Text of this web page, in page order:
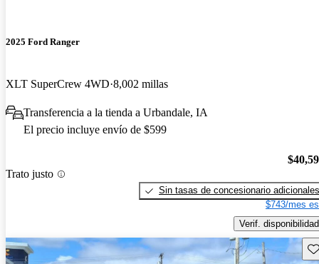
2025 Ford Ranger
XLT SuperCrew 4WD 8,002 millas
Transferencia a la tienda a Urbandale, IA
El precio incluye envío de $599
Trato justo
Sin tasas de concesionario adicionales
$743/mes
Verif. disponibilidad